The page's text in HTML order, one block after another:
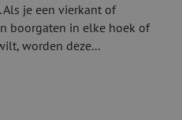
je een vierkant of
boorgaten in elke hoek of
worden deze...